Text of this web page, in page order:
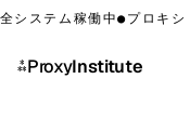
ステム稼働中●プロキシ・
⁂ProxyInstitute